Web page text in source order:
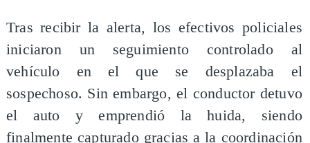
Tras recibir la alerta, los efectivos policiales
iniciaron un seguimiento controlado al
vehículo en el que se desplazaba el
sospechoso. Sin embargo, el conductor detuvo
el auto y emprendió la huida, siendo
finalmente capturado gracias a la coordinación